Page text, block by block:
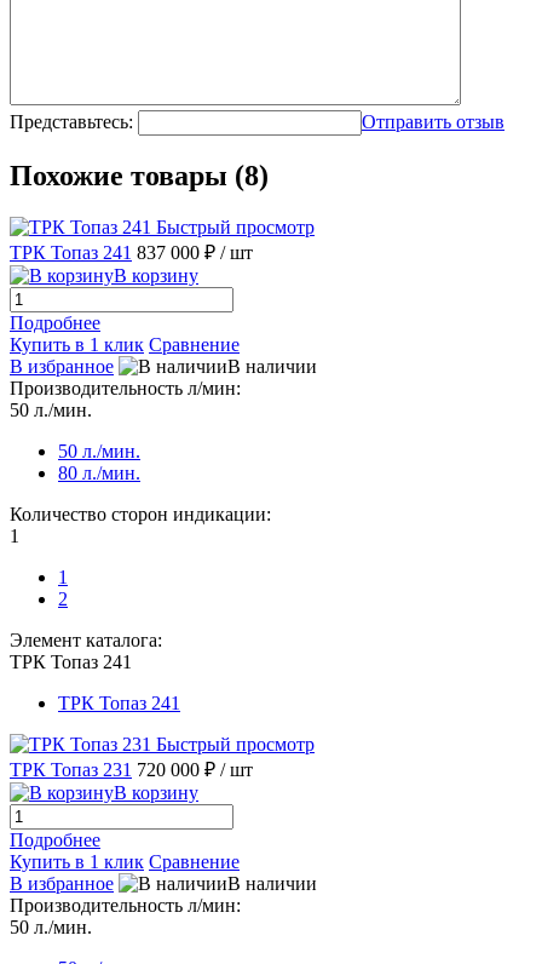
Представьтесь: Отправить отзыв
Похожие товары (8)
Быстрый просмотр
ТРК Топаз 241 837 000 ₽ / шт
В корзину
Подробнее
Купить в 1 клик Сравнение
В избранное
В наличии
Производительность л/мин:
50 л./мин.
50 л./мин.
80 л./мин.
Количество сторон индикации:
1
1
2
Элемент каталога:
ТРК Топаз 241
ТРК Топаз 241
Быстрый просмотр
ТРК Топаз 231 720 000 ₽ / шт
В корзину
Подробнее
Купить в 1 клик Сравнение
В избранное
В наличии
Производительность л/мин:
50 л./мин.